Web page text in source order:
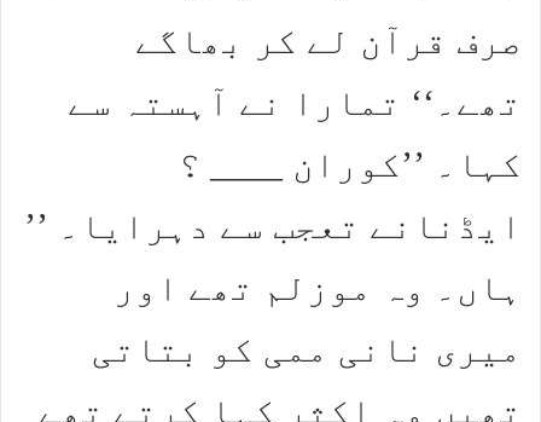
صرف قرآن لے کر بھاگے
تھے۔‘‘ تمارا نے آہستہ سے
کہا۔ ’’کوران ____ ؟
ایڈنانے تعجب سے دہرایا۔ ’’
ہاں۔ وہ موزلم تھے اور
میری نانی ممی کو بتاتی
تھیں وہ اکثر کہا کرتے تھے